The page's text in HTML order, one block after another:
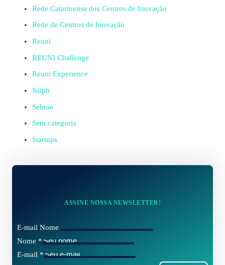
Rede Catarinense dos Centros de Inovação
Rede de Centros de Inovação
Reuni
REUNI Challenge
Reuni Experience
Saiph
Sebrae
Sem categoria
Startups
ASSINE NOSSA NEWSLETTER!
E-mail Nome
Nome *
E-mail *